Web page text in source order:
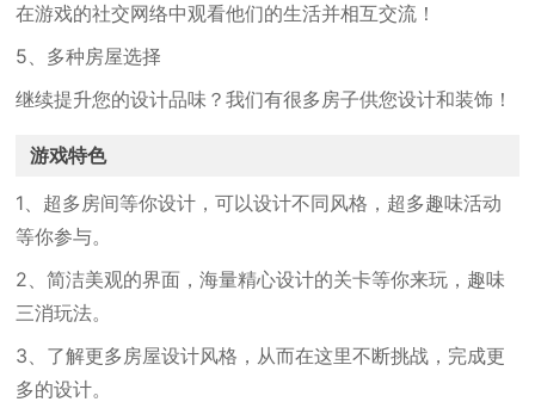
在游戏的社交网络中观看他们的生活并相互交流！
5、多种房屋选择
继续提升您的设计品味？我们有很多房子供您设计和装饰！
游戏特色
1、超多房间等你设计，可以设计不同风格，超多趣味活动
等你参与。
2、简洁美观的界面，海量精心设计的关卡等你来玩，趣味
三消玩法。
3、了解更多房屋设计风格，从而在这里不断挑战，完成更
多的设计。